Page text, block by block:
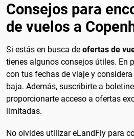
Consejos para
de vuelos a
Si estás en busca de ofertas de
tienes algunos consejos útiles. En
con tus fechas de viaje y
baja. Además, suscribirte a
proporcionarte acceso a ofertas
limitadas.
No olvides utilizar eLandFly para